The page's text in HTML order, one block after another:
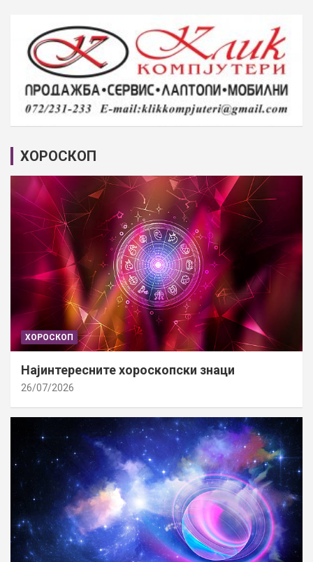
ХОРОСКОП
ХОРОСКОП
Најинтересните хороскопски знаци
26/07/2026